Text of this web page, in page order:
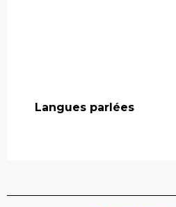
Langues parlées
Langues parlées